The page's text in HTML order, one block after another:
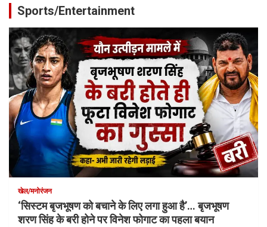
Sports/Entertainment
खेल/मनोरंजन
‘सिस्टम बृजभूषण को बचाने के लिए लगा हुआ है’… बृजभूषण
शरण सिंह के बरी होने पर विनेश फोगाट का पहला बयान